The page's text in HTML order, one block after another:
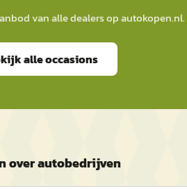
van alle dealers opautokopen.nl.
alle occasions
over autobedrijven